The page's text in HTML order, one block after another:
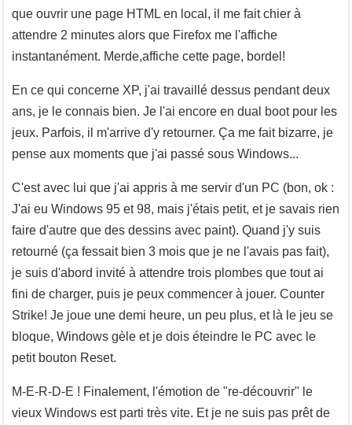
que ouvrir une page HTML en local, il me fait chier à
attendre 2 minutes alors que Firefox me l'affiche
instantanément. Merde,affiche cette page, bordel!
En ce qui concerne XP, j'ai travaillé dessus pendant deux
ans, je le connais bien. Je l'ai encore en dual boot pour les
jeux. Parfois, il m'arrive d'y retourner. Ça me fait bizarre, je
pense aux moments que j'ai passé sous Windows...
C'est avec lui que j'ai appris à me servir d'un PC (bon, ok :
J'ai eu Windows 95 et 98, mais j'étais petit, et je savais rien
faire d'autre que des dessins avec paint). Quand j'y suis
retourné (ça fessait bien 3 mois que je ne l'avais pas fait),
je suis d'abord invité à attendre trois plombes que tout ai
fini de charger, puis je peux commencer à jouer. Counter
Strike! Je joue une demi heure, un peu plus, et là le jeu se
bloque, Windows gèle et je dois éteindre le PC avec le
petit bouton Reset.
M-E-R-D-E ! Finalement, l'émotion de "re-découvrir" le
vieux Windows est parti très vite. Et je ne suis pas prêt de